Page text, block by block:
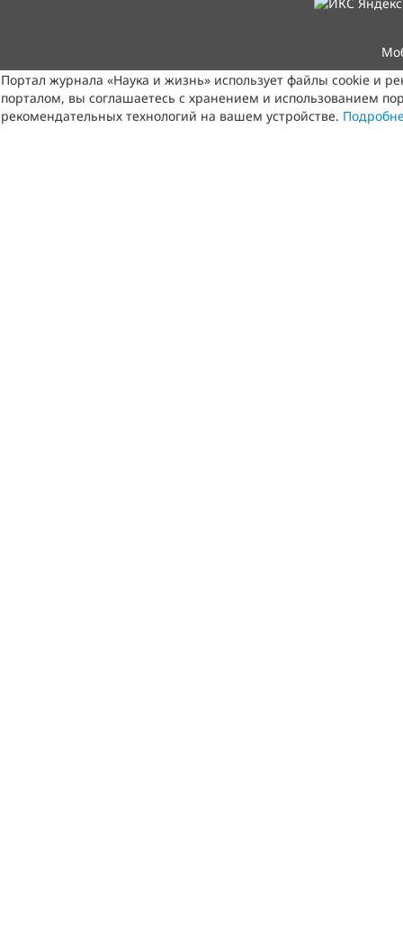
Портал журнала «Наука и жизнь» использует файлы cookie и
порталом, вы соглашаетесь с хранением и использованием
рекомендательных технологий на вашем устройстве.